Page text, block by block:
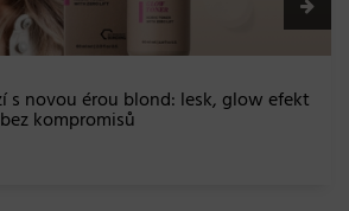
s novou érou blond: lesk, glow efekt
kompromisů